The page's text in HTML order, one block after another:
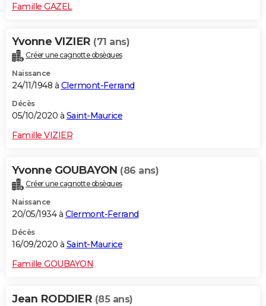
Famille GAZEL
Yvonne VIZIER (71 ans)
Créer une cagnotte obsèques
Naissance
24/11/1948 à Clermont-Ferrand
Décès
05/10/2020 à Saint-Maurice
Famille VIZIER
Yvonne GOUBAYON (86 ans)
Créer une cagnotte obsèques
Naissance
20/05/1934 à Clermont-Ferrand
Décès
16/09/2020 à Saint-Maurice
Famille GOUBAYON
Jean RODDIER (85 ans)